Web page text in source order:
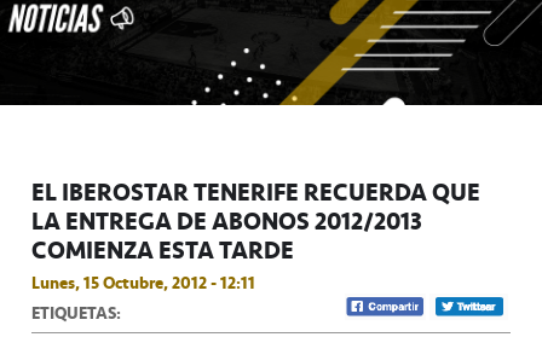
EL IBEROSTAR TENERIFE RECUERDA QUE
LA ENTREGA DE ABONOS 2012/2013
COMIENZA ESTA TARDE
Lunes, 15 Octubre, 2012 - 12:11
ETIQUETAS: